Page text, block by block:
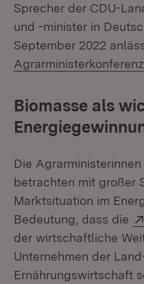
Sprecher der CDU-
und -minister in
September 2022
Agrarministerkonferenz
Biomasse als
Die
betrachten mit großer
Marktsituation im
Bedeutung, dass die
der wirtschaftliche
Unternehmen der
Ernährungswirtschaft